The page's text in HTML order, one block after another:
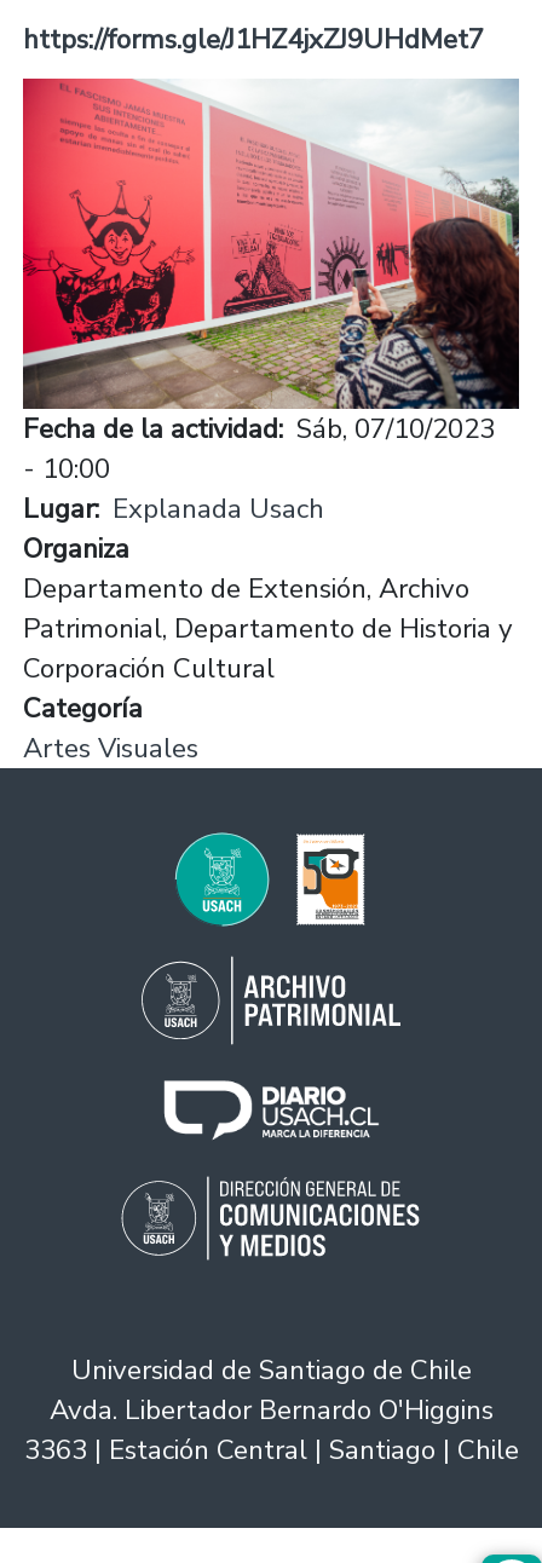
https://forms.gle/J1HZ4jxZJ9UHdMet7
Fecha de la actividad Sáb, 07/10/2023
- 10:00
Lugar Explanada Usach
Organiza
Departamento de Extensión, Archivo
Patrimonial, Departamento de Historia y
Corporación Cultural
Categoría
Artes Visuales
Universidad de Santiago de Chile
Avda. Libertador Bernardo O'Higgins
3363 | Estación Central | Santiago | Chile